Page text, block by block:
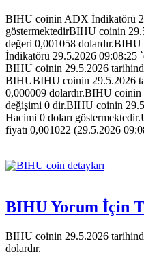
BIHU coinin ADX İndikatörü
göstermektedirBIHU coinin
değeri 0,001058
İndikatörü 29.5.2026 09:08:25
BIHU coinin 29.5.2026
BIHUBIHU coinin 29.5.2026
0,000009 dolardır.BIHU
değişimi 0 dir.BIHU coinin
Hacimi 0 doları
fiyatı 0,001022 (29.5.2026
BIHU Yorum İçin
BIHU coinin 29.5.2026
dolardır.